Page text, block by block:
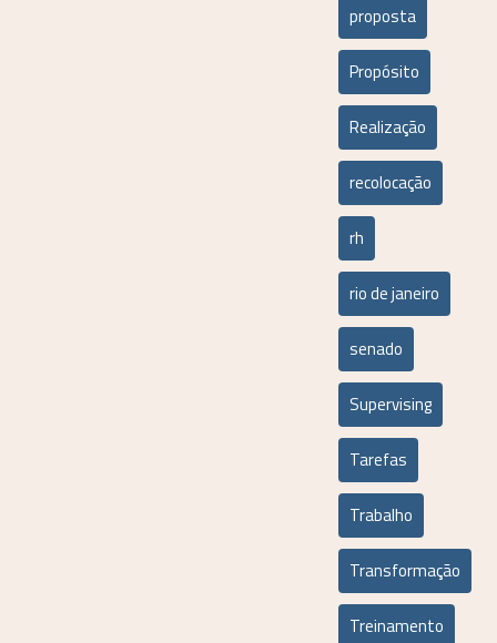
proposta
Propósito
Realização
recolocação
rh
rio de janeiro
senado
Supervising
Tarefas
Trabalho
Transformação
Treinamento